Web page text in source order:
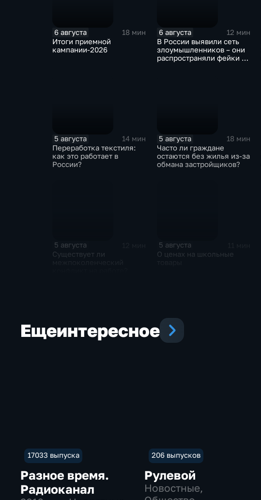
6 августа
18 мин
Итоги приемной
кампании-2026
6 августа
12 мин
В России выявили сеть
злоумышленников – они
распространяли фейки и
5 августа
14 мин
Переработка текстиля:
как это работает в
России?
5 августа
18 мин
Часто ли граждане
остаются без жилья из-за
обмана застройщиков?
5 августа
Существует ли
5 августа
О ценах на школьные
Ещеинтересное
17033 выпуска
Разное время.
Радиоканал
206 выпусков
Рулевой
Новостные,